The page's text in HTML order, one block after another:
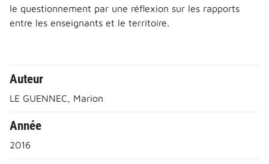
le questionnement par une réflexion sur les rapports
entre les enseignants et le territoire.
Auteur
LE GUENNEC, Marion
Année
2016